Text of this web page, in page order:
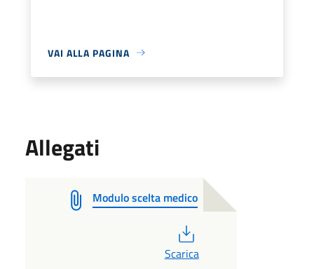
VAI ALLA PAGINA
Allegati
Modulo scelta medico
Scarica